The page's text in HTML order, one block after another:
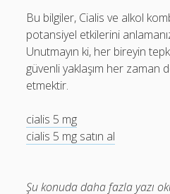
Bu bilgiler, Cialis ve alkol
potansiyel etkilerini
Unutmayın ki, her bireyin
güvenli yaklaşım her zaman
etmektir.
cialis 5 mg
cialis 5 mg satın al
Şu konuda daha fazla yazı